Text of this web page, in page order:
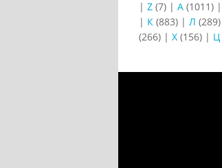
| Z (7) | А (1011) |
| К (883) | Л (289)
(266) | Х (156) | Ц